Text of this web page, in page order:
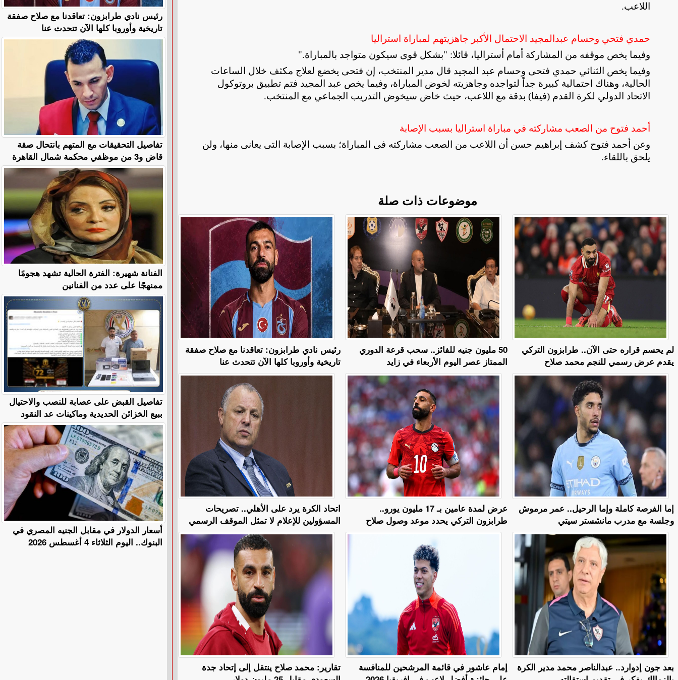
اللاعب.
حمدي فتحي وحسام عبدالمجيد الاحتمال الأكبر جاهزيتهم لمباراة استراليا
وفيما يخص موقفه من المشاركة أمام أستراليا، قائلا: "بشكل قوى سيكون متواجد بالمباراة".
وفيما يخص الثنائي حمدي فتحى وحسام عبد المجيد قال مدير المنتخب، إن فتحى يخضع لعلاج مكثف خلال الساعات
الحالية، وهناك احتمالية كبيرة جداً لتواجده وجاهزيته لخوض المباراة، وفيما يخص عبد المجيد فتم تطبيق بروتوكول
الاتحاد الدولي لكرة القدم (فيفا) بدقة مع اللاعب، حيث خاض سيخوض التدريب الجماعي مع المنتخب.
أحمد فتوح من الصعب مشاركته في مباراة استراليا بسبب الإصابة
وعن أحمد فتوح كشف إبراهيم حسن أن اللاعب من الصعب مشاركته فى المباراة؛ بسبب الإصابة التى يعانى منها، ولن
يلحق باللقاء.
موضوعات ذات صلة
رئيس نادي طرابزون: تعاقدنا مع صلاح صفقة
تاريخية وأوروبا كلها الآن تتحدث عنا
50 مليون جنيه للفائز.. سحب قرعة الدوري
الممتاز عصر اليوم الأربعاء في زايد
لم يحسم قراره حتى الآن.. طرابزون التركي
يقدم عرض رسمي للنجم محمد صلاح
اتحاد الكرة يرد على الأهلي.. تصريحات
المسؤولين للإعلام لا تمثل الموقف الرسمي
عرض لمدة عامين بـ 17 مليون يورو..
طرابزون التركي يحدد موعد وصول صلاح
إما الفرصة كاملة وإما الرحيل.. عمر مرموش
وجلسة مع مدرب مانشستر سيتي
تقارير: محمد صلاح ينتقل إلى إتحاد جدة
إمام عاشور في قائمة المرشحين للمنافسة
بعد جون إدوارد.. عبدالناصر محمد مدير الكرة
رئيس نادي طرابزون: تعاقدنا مع صلاح صفقة
تاريخية وأوروبا كلها الآن تتحدث عنا
تفاصيل التحقيقات مع المتهم بانتحال صقة
قاض و3 من موظفي محكمة شمال القاهرة
الفنانة شهيرة: الفترة الحالية تشهد هجومًا
ممنهجًا على عدد من الفنانين
تفاصيل القبض على عصابة للنصب والاحتيال
ببيع الخزائن الحديدية وماكينات عد النقود
أسعار الدولار في مقابل الجنيه المصري في
البنوك.. اليوم الثلاثاء 4 أغسطس 2026